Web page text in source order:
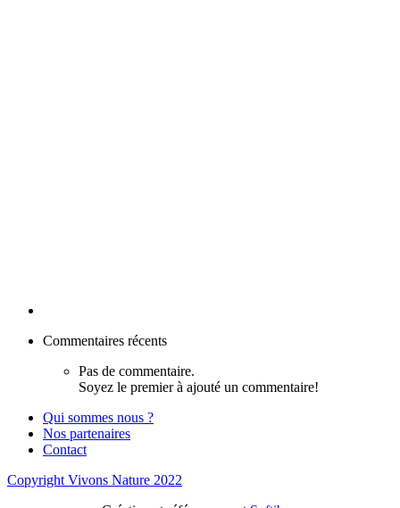
Commentaires récents
Pas de commentaire.
Soyez le premier à ajouté un commentaire!
Qui sommes nous ?
Nos partenaires
Contact
Copyright Vivons Nature 2022